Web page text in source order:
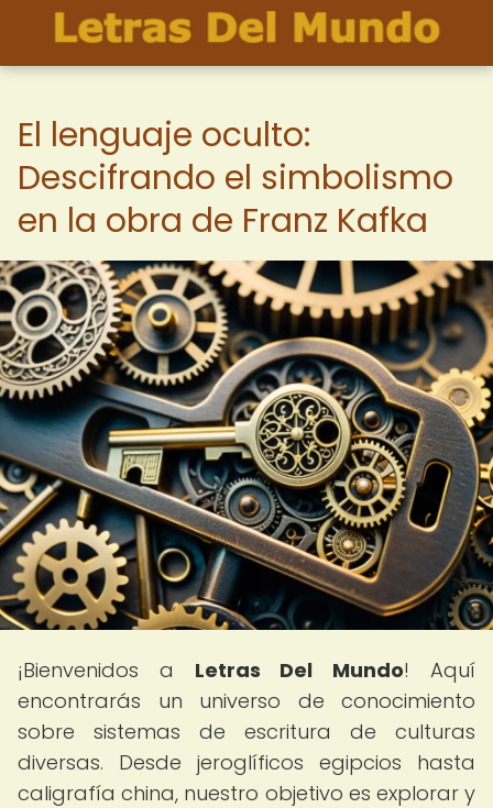
El lenguaje oculto:
Descifrando el simbolismo
en la obra de Franz Kafka
¡Bienvenidos a Letras Del Mundo! Aquí
encontrarás un universo de conocimiento
sobre sistemas de escritura de culturas
diversas. Desde jeroglíficos egipcios hasta
caligrafía china, nuestro objetivo es explorar y